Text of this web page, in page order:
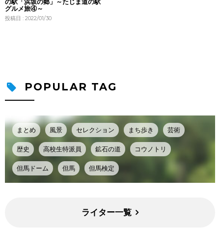
の駅「浜坂の郷」～たじま道の駅
グルメ旅④～
投稿日 : 2022/01/30
POPULAR TAG
まとめ 風景 セレクション まち歩き 芸術
歴史 高校生特派員 鉱石の道 コウノトリ
但馬ドーム 但馬 但馬検定
ライター一覧